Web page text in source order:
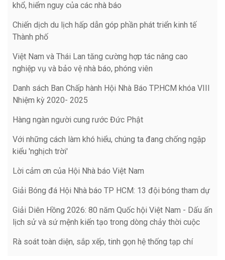
khổ, hiểm nguy của các nhà báo
Chiến dịch du lịch hấp dẫn góp phần phát triển kinh tế
Thành phố
Việt Nam và Thái Lan tăng cường hợp tác nâng cao
nghiệp vụ và bảo vệ nhà báo, phóng viên
Danh sách Ban Chấp hành Hội Nhà Báo TP.HCM khóa VIII
Nhiệm kỳ 2020- 2025
Hàng ngàn người cung rước Đức Phật
Với những cách làm khó hiểu, chúng ta đang chống ngập
kiểu 'nghịch trời'
Lời cảm ơn của Hội Nhà báo Việt Nam
Giải Bóng đá Hội Nhà báo TP HCM: 13 đội bóng tham dự
Giải Diên Hồng 2026: 80 năm Quốc hội Việt Nam - Dấu ấn
lịch sử và sứ mệnh kiến tạo trong dòng chảy thời cuộc
Rà soát toàn diện, sắp xếp, tinh gọn hệ thống tạp chí